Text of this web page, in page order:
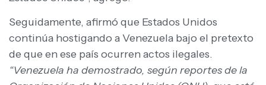
Seguidamente, afirmó que Estados Unidos
continúa hostigando a Venezuela bajo el pretexto
de que en ese país ocurren actos ilegales.
“Venezuela ha demostrado, según reportes de la